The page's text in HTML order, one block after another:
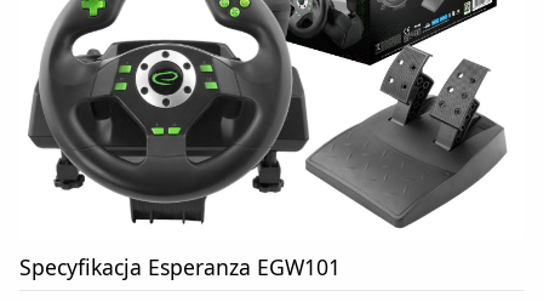
Specyfikacja Esperanza EGW101